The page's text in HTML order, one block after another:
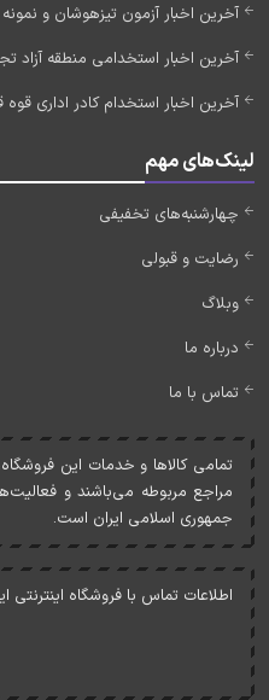
آخرین اخبار آزمون تیزهوشان و
آخرین اخبار استخدامی منطقه آزاد
آخرین اخبار استخدام کادر اداری قوه قضاییه 1405
لینک‌های مهم
چهارشنبه‌های تخفیفی
رضایت و قبولی
وبلاگ
درباره ما
تماس با ما
تمامی کالاها و خدمات اين
مراجع مربوطه می‌باشند و
جمهوری اسلامی ايران است.
اطلاعات تماس با فروشگاه اینترنتی